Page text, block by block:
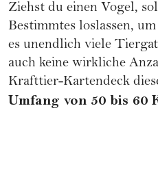
Ziehst du einen Vogel,
Bestimmtes loslassen,
es unendlich viele
auch keine wirkliche
Krafttier-Kartendeck
Umfang von 50 bis 60